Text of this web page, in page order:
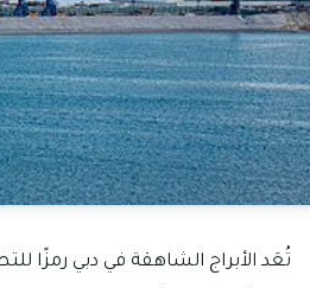
تُعَد الأبراج الشاهقة في دبي رمزًا